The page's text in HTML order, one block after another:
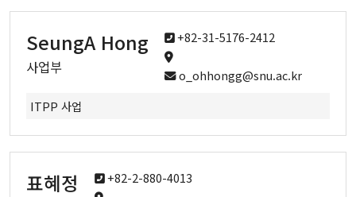
SeungA Hong
사업부
+82-31-5176-2412
o_ohhongg@snu.ac.kr
ITPP 사업
표혜정 +82-2-880-4013